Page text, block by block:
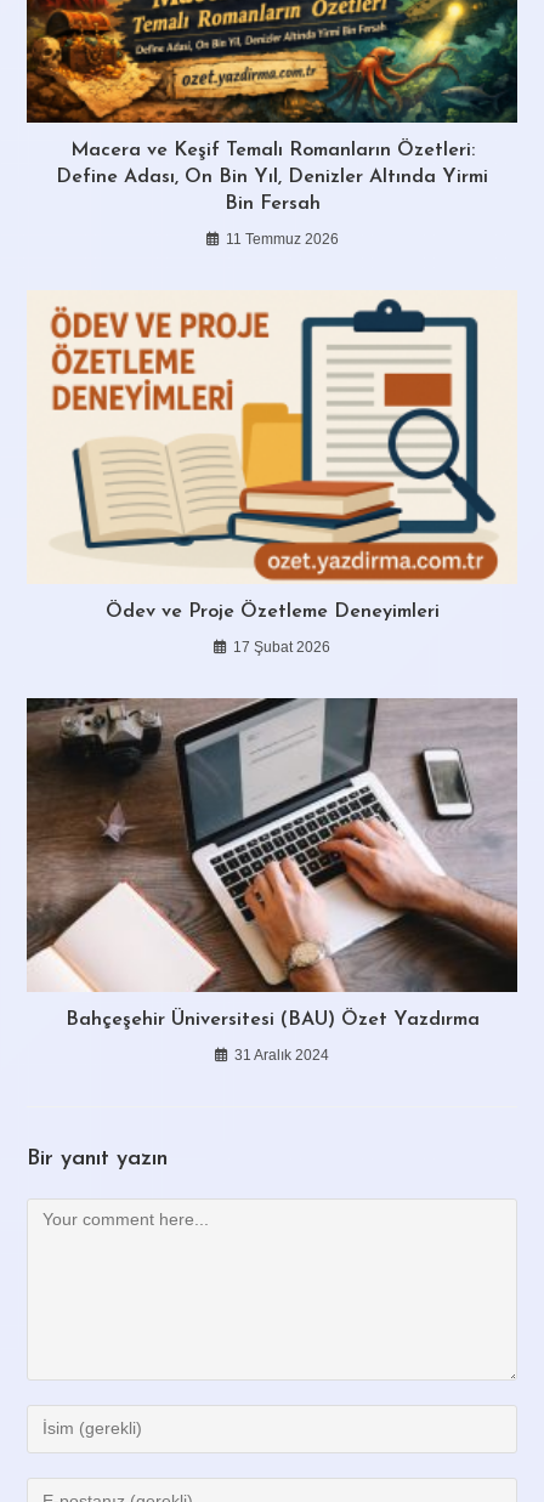
Macera ve Keşif Temalı Romanların Özetleri:
Define Adası, On Bin Yıl, Denizler Altında Yirmi
Bin Fersah
11 Temmuz 2026
Ödev ve Proje Özetleme Deneyimleri
17 Şubat 2026
Bahçeşehir Üniversitesi (BAU) Özet Yazdırma
31 Aralık 2024
Bir yanıt yazın
Comment
Enter
your
name
Enter